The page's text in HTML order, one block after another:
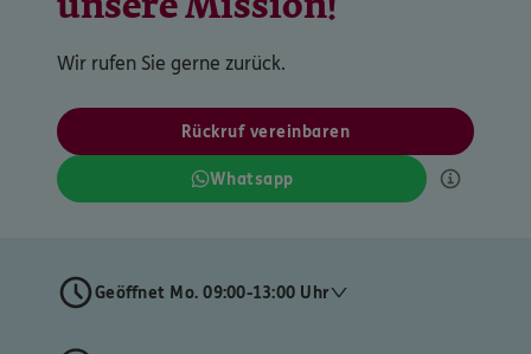
Wir rufen Sie gerne zurück.
Rückruf vereinbaren
Whatsapp
Geöffnet Mo. 09:00-13:00 Uhr